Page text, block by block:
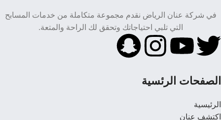
في شركة عنان الرياض نقدم مجموعة متكاملة من خدمات المسابح
التي تلبي احتياجاتك وتحقق لك الراحة والمتعة.
الصفحات الرئسية
الرئيسية
اكتشف عنان